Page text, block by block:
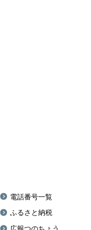
電話番号一覧
ふるさと納税